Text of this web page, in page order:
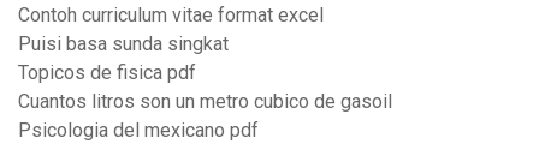
Contoh curriculum vitae format excel
Puisi basa sunda singkat
Topicos de fisica pdf
Cuantos litros son un metro cubico de gasoil
Psicologia del mexicano pdf